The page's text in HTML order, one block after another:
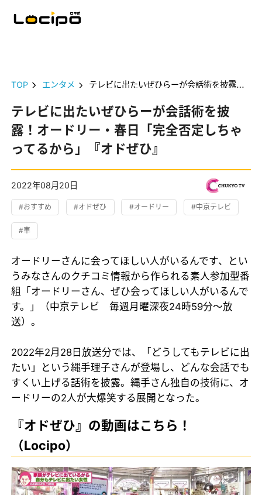
TOP エンタメ テレビに出たいぜひらーが会話術を披露！オードリー・春日「完全否定しちゃってるから」『オドぜひ』
テレビに出たいぜひらーが会話術を披
露！オードリー・春日「完全否定しちゃ
ってるから」『オドぜひ』
2022年08月20日
#おすすめ #オドぜひ #オードリー #中京テレビ
#車
オードリーさんに会ってほしい人がいるんです、とい
うみなさんのクチコミ情報から作られる素人参加型番
組「オードリーさん、ぜひ会ってほしい人がいるんで
す。」（中京テレビ 毎週月曜深夜24時59分～放
送）。
2022年2月28日放送分では、「どうしてもテレビに出
たい」という縄手理子さんが登場し、どんな会話でも
すくい上げる話術を披露。縄手さん独自の技術に、オ
ードリーの2人が大爆笑する展開となった。
『オドぜひ』の動画はこちら！
（Locipo）